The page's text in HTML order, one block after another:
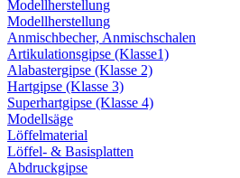
Modellherstellung
Modellherstellung
Anmischbecher, Anmischschalen
Artikulationsgipse (Klasse1)
Alabastergipse (Klasse 2)
Hartgipse (Klasse 3)
Superhartgipse (Klasse 4)
Modellsäge
Löffelmaterial
Löffel- & Basisplatten
Abdruckgipse